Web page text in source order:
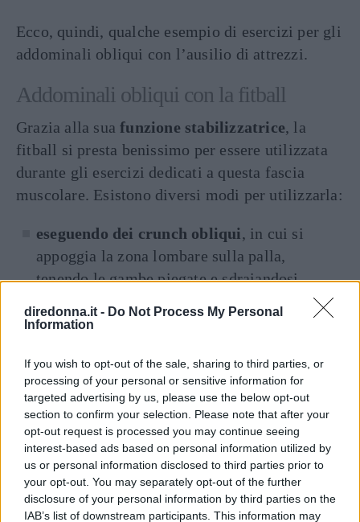
diredonna.it - Do Not Process My Personal
Information
If you wish to opt-out of the sale, sharing to third parties, or
processing of your personal or sensitive information for
targeted advertising by us, please use the below opt-out
section to confirm your selection. Please note that after your
opt-out request is processed you may continue seeing
interest-based ads based on personal information utilized by
us or personal information disclosed to third parties prior to
your opt-out. You may separately opt-out of the further
disclosure of your personal information by third parties on the
IAB’s list of downstream participants. This information may
Ecco, quindi, qualche esempio di esercizi per gli
addominali obliqui con l’ausilio di attrezzi.
Addominali obliqui con la fitball
Grazia alla suafunzione stabilizzatrice, la
fitball si presta benissimo per essere utilizzata
durante gli esercizi dedicati a questa fascia
muscolare. Esistono diversi modi per utilizzarla:
eseguendo dei crunch obliqui, in cui si
appoggia la zona lombare sulla palla,
tenendo le gambe piegate e sdraiandosi
normale, si portano le mani dietro la nuca.
verso le gambe eseguendo una torsione
laterale e portando il gomito (in modo
alternato) verso l’ombelico. Per facilitare
l’esercizio è possibile anche farlo con un
braccio solo dietro la nuca e l’altro che
poggia sull’addome;